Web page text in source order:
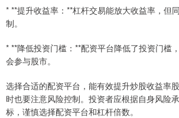
* **提升收益率：**杠杆交易能放大收益率，但
制。
* **降低投资门槛：**配资平台降低了投资门槛
会参与股市。
选择合适的配资平台，能有效提升炒股收益率
时也要注意风险控制。投资者应根据自身风险
标，谨慎选择配资平台和杠杆倍数。